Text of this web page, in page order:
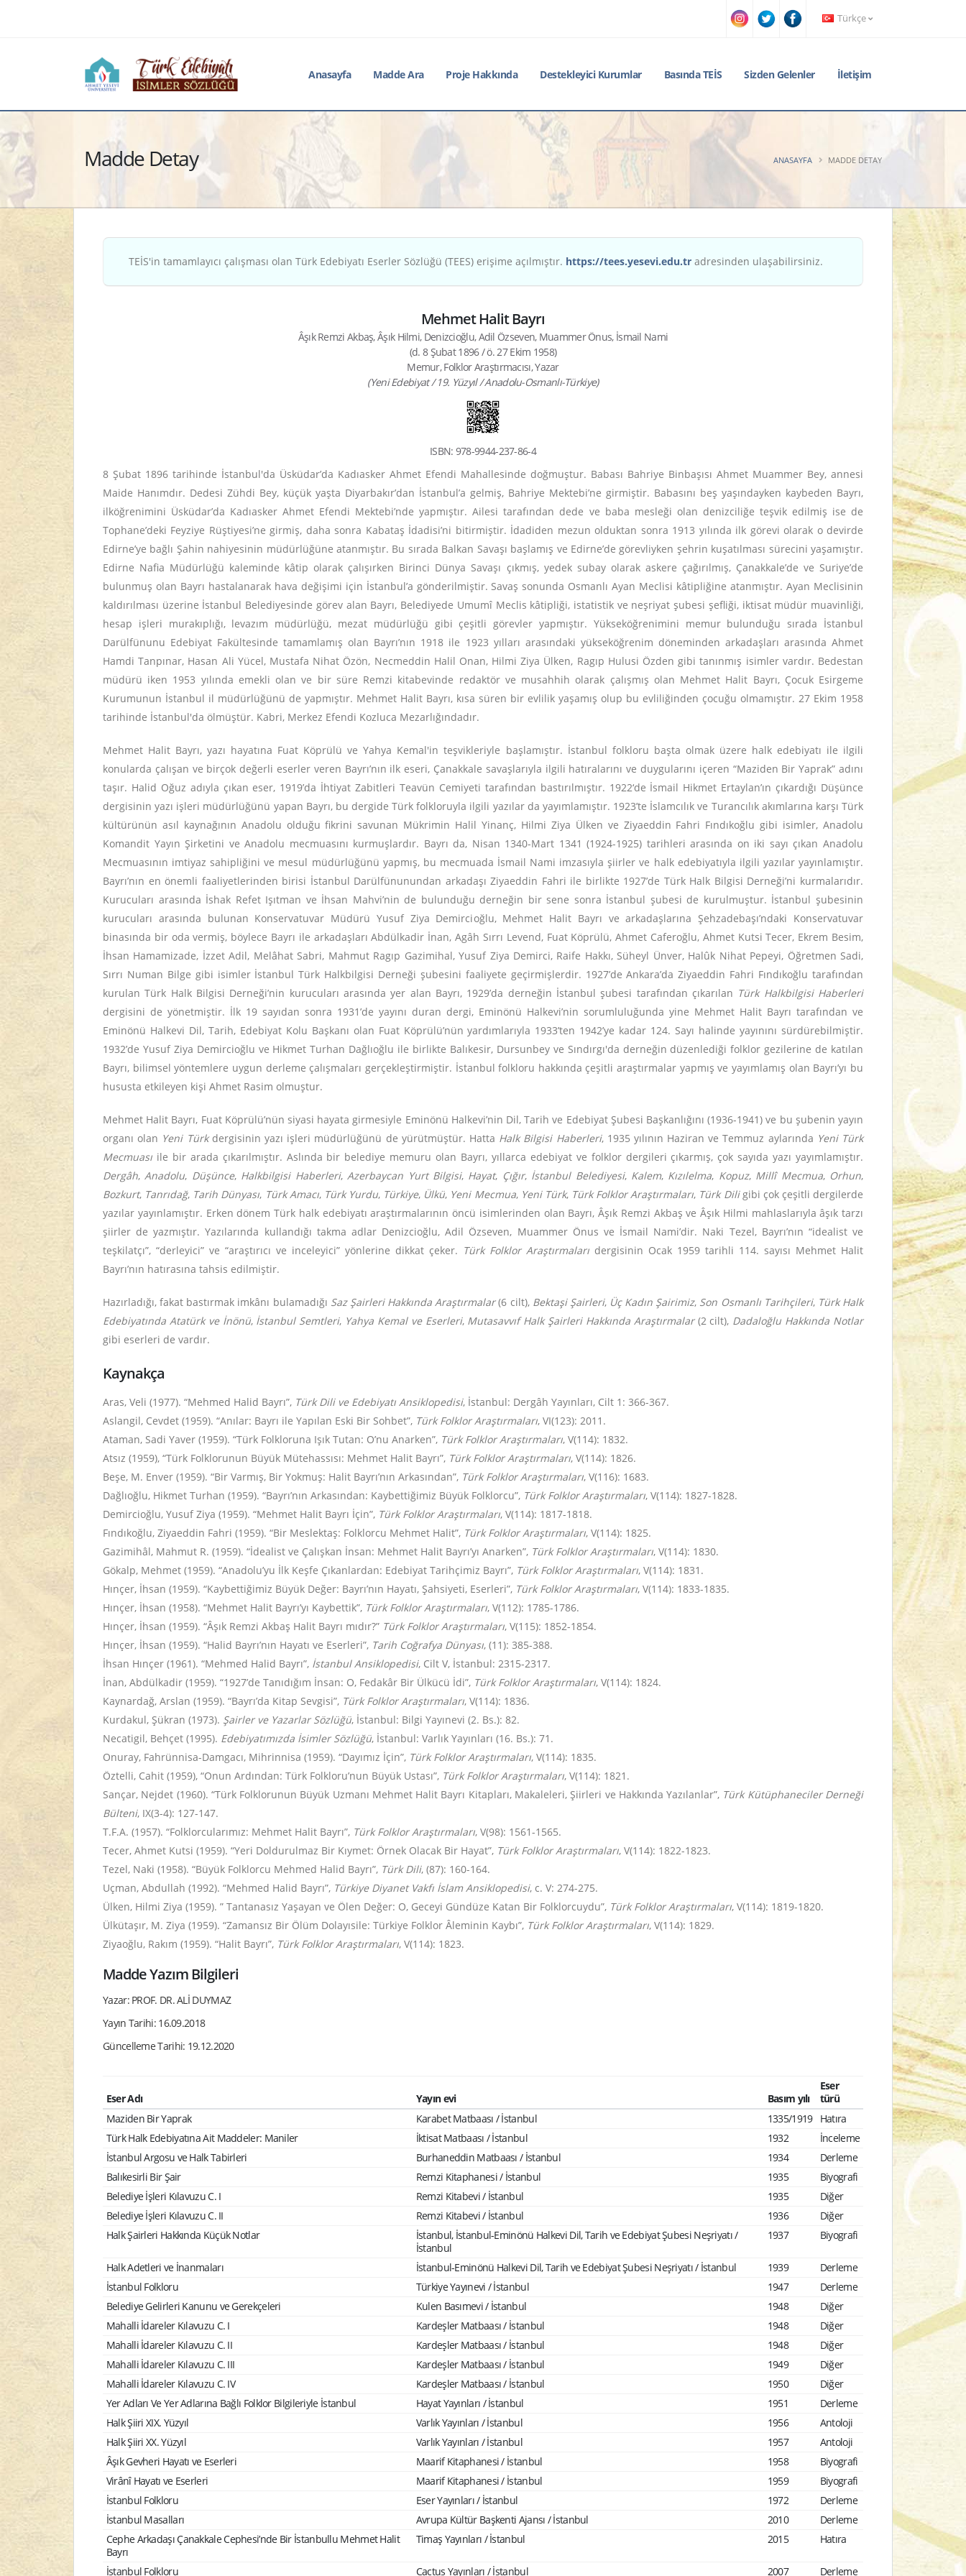
Türkçe
Anasayfa Madde Ara Proje Hakkında Destekleyici Kurumlar Basında TEİS Sizden Gelenler İletişim
Madde Detay ANASAYFA MADDE DETAY
TEİS'in tamamlayıcı çalışması olan Türk Edebiyatı Eserler Sözlüğü (TEES) erişime açılmıştır. https://tees.yesevi.edu.tr adresinden ulaşabilirsiniz.
Mehmet Halit Bayrı
Âşık Remzi Akbaş, Âşık Hilmi, Denizcioğlu, Adil Özseven, Muammer Önus, İsmail Nami
(d. 8 Şubat 1896 / ö. 27 Ekim 1958)
Memur, Folklor Araştırmacısı, Yazar
(Yeni Edebiyat / 19. Yüzyıl / Anadolu-Osmanlı-Türkiye)
ISBN: 978-9944-237-86-4
8 Şubat 1896 tarihinde İstanbul'da Üsküdar’da Kadıasker Ahmet Efendi Mahallesinde doğmuştur. Babası Bahriye Binbaşısı Ahmet Muammer Bey, annesi
Maide Hanımdır. Dedesi Zühdi Bey, küçük yaşta Diyarbakır’dan İstanbul’a gelmiş, Bahriye Mektebi’ne girmiştir. Babasını beş yaşındayken kaybeden Bayrı,
ilköğrenimini Üsküdar’da Kadıasker Ahmet Efendi Mektebi’nde yapmıştır. Ailesi tarafından dede ve baba mesleği olan denizciliğe teşvik edilmiş ise de
Tophane’deki Feyziye Rüştiyesi’ne girmiş, daha sonra Kabataş İdadisi’ni bitirmiştir. İdadiden mezun olduktan sonra 1913 yılında ilk görevi olarak o devirde
Edirne’ye bağlı Şahin nahiyesinin müdürlüğüne atanmıştır. Bu sırada Balkan Savaşı başlamış ve Edirne’de görevliyken şehrin kuşatılması sürecini yaşamıştır.
Edirne Nafia Müdürlüğü kaleminde kâtip olarak çalışırken Birinci Dünya Savaşı çıkmış, yedek subay olarak askere çağırılmış, Çanakkale’de ve Suriye’de
bulunmuş olan Bayrı hastalanarak hava değişimi için İstanbul’a gönderilmiştir. Savaş sonunda Osmanlı Ayan Meclisi kâtipliğine atanmıştır. Ayan Meclisinin
kaldırılması üzerine İstanbul Belediyesinde görev alan Bayrı, Belediyede Umumî Meclis kâtipliği, istatistik ve neşriyat şubesi şefliği, iktisat müdür muavinliği,
hesap işleri murakıplığı, levazım müdürlüğü, mezat müdürlüğü gibi çeşitli görevler yapmıştır. Yükseköğrenimini memur bulunduğu sırada İstanbul
Darülfünunu Edebiyat Fakültesinde tamamlamış olan Bayrı’nın 1918 ile 1923 yılları arasındaki yükseköğrenim döneminden arkadaşları arasında Ahmet
Hamdi Tanpınar, Hasan Ali Yücel, Mustafa Nihat Özön, Necmeddin Halil Onan, Hilmi Ziya Ülken, Ragıp Hulusi Özden gibi tanınmış isimler vardır. Bedestan
müdürü iken 1953 yılında emekli olan ve bir süre Remzi kitabevinde redaktör ve musahhih olarak çalışmış olan Mehmet Halit Bayrı, Çocuk Esirgeme
Kurumunun İstanbul il müdürlüğünü de yapmıştır. Mehmet Halit Bayrı, kısa süren bir evlilik yaşamış olup bu evliliğinden çocuğu olmamıştır. 27 Ekim 1958
tarihinde İstanbul'da ölmüştür. Kabri, Merkez Efendi Kozluca Mezarlığındadır.
Mehmet Halit Bayrı, yazı hayatına Fuat Köprülü ve Yahya Kemal'in teşvikleriyle başlamıştır. İstanbul folkloru başta olmak üzere halk edebiyatı ile ilgili
konularda çalışan ve birçok değerli eserler veren Bayrı’nın ilk eseri, Çanakkale savaşlarıyla ilgili hatıralarını ve duygularını içeren “Maziden Bir Yaprak” adını
taşır. Halid Oğuz adıyla çıkan eser, 1919’da İhtiyat Zabitleri Teavün Cemiyeti tarafından bastırılmıştır. 1922‘de İsmail Hikmet Ertaylan’ın çıkardığı Düşünce
dergisinin yazı işleri müdürlüğünü yapan Bayrı, bu dergide Türk folkloruyla ilgili yazılar da yayımlamıştır. 1923’te İslamcılık ve Turancılık akımlarına karşı Türk
kültü­rünün asıl kaynağının Anadolu olduğu fikrini savunan Mükrimin Halil Yinanç, Hilmi Ziya Ülken ve Ziyaeddin Fahri Fındıkoğlu gibi isimler, Anadolu
Komandit Yayın Şirketini ve Anadolu mecmuasını kurmuşlardır. Bayrı da, Nisan 1340-Mart 1341 (1924-1925) tarihleri arasında on iki sayı çıkan Anadolu
Mecmuasının imtiyaz sahipliğini ve mesul müdürlüğünü yapmış, bu mecmuada İsmail Nami imzasıyla şiirler ve halk edebiyatıyla ilgili yazılar yayınlamıştır.
Bayrı’nın en önemli faaliyetlerinden birisi İstanbul Darülfünunundan arkadaşı Ziyaeddin Fahri ile birlikte 1927’de Türk Halk Bilgisi Derneği’ni kurmalarıdır.
Kurucuları arasında İshak Refet Işıtman ve İhsan Mahvi’nin de bulunduğu derneğin bir sene sonra İstanbul şubesi de kurulmuştur. İstanbul şubesinin
kurucuları arasında bulunan Konservatuvar Müdürü Yusuf Ziya Demircioğlu, Mehmet Halit Bayrı ve arkadaşlarına Şehzadebaşı’ndaki Konservatuvar
binasında bir oda vermiş, böylece Bayrı ile arkadaşları Abdülkadir İnan, Agâh Sırrı Levend, Fuat Köprülü, Ahmet Caferoğlu, Ahmet Kutsi Tecer, Ekrem Besim,
İhsan Hamamizade, İzzet Adil, Melâhat Sabri, Mahmut Ragıp Gazimihal, Yusuf Ziya Demirci, Raife Hakkı, Süheyl Ünver, Halûk Nihat Pepeyi, Öğretmen Sadi,
Sırrı Numan Bilge gibi isimler İstanbul Türk Halkbilgisi Derneği şubesini faaliyete geçirmişlerdir. 1927’de Ankara’da Ziyaeddin Fahri Fındıkoğlu tarafından
kurulan Türk Halk Bilgisi Derneği’nin kurucuları arasında yer alan Bayrı, 1929’da derneğin İstanbul şubesi tarafından çıkarılan Türk Halkbilgisi Haberleri
dergisini de yönetmiştir. İlk 19 sayıdan sonra 1931’de yayını duran dergi, Eminönü Halkevi’nin sorumluluğunda yine Mehmet Halit Bayrı tarafından ve
Eminönü Halkevi Dil, Tarih, Edebiyat Kolu Başkanı olan Fuat Köprülü’nün yardımlarıyla 1933’ten 1942’ye kadar 124. Sayı halinde yayınını sürdürebilmiştir.
1932’de Yusuf Ziya Demircioğlu ve Hikmet Turhan Dağlıoğlu ile birlikte Balıkesir, Dursunbey ve Sındırgı'da derneğin düzenlediği folklor gezilerine de katılan
Bayrı, bilimsel yöntemlere uygun derleme çalışmaları gerçekleştirmiştir. İstanbul folkloru hakkında çeşitli araştırmalar yapmış ve yayımlamış olan Bayrı’yı bu
hususta etkileyen kişi Ahmet Rasim olmuştur.
Mehmet Halit Bayrı, Fuat Köprülü’nün siyasi hayata girmesiyle Eminönü Halkevi’nin Dil, Tarih ve Edebiyat Şubesi Başkanlığını (1936-1941) ve bu şubenin yayın
organı olan Yeni Türkdergisinin yazı işleri müdürlüğünü de yürütmüştür. Hatta Halk Bilgisi Haberleri, 1935 yılının Haziran ve Temmuz aylarında Yeni Türk
Mecmuası ile bir arada çıkarılmıştır. Aslında bir belediye memuru olan Bayrı, yıllarca edebiyat ve folklor dergileri çıkarmış, çok sayıda yazı yayımlamıştır.
Dergâh,Anadolu, Düşünce, Halkbilgisi Haberleri,Azerbaycan Yurt Bilgisi, Hayat, Çığır, İstanbul Belediyesi, Kalem, Kızılelma, Kopuz, Millî Mecmua, Orhun,
Bozkurt, Tanrıdağ, Tarih Dünyası, Türk Amacı, Türk Yurdu, Türkiye, Ülkü, Yeni Mecmua, Yeni Türk, Türk Folklor Araştırmaları, Türk Diligibi çok çeşitli dergilerde
yazılar yayınlamıştır. Erken dönem Türk halk edebiyatı araştırmalarının öncü isimlerinden olan Bayrı, Âşık Remzi Akbaş ve Âşık Hilmi mahlaslarıyla âşık tarzı
şiirler de yazmıştır. Yazılarında kullandığı takma adlar Denizcioğlu, Adil Özseven, Muammer Önus ve İsmail Nami’dir. Naki Tezel, Bayrı’nın “idealist ve
teşkilatçı”, “derleyici” ve “araştırıcı ve inceleyici” yönlerine dikkat çeker. Türk Folklor Araştırmaları dergisinin Ocak 1959 tarihli 114. sayısı Mehmet Halit
Bayrı’nın hatırasına tahsis edilmiştir.
Hazırladığı, fakat bastırmak imkânı bulamadığı Saz Şairleri Hakkında Araştırmalar(6 cilt), Bektaşi Şairleri, Üç Kadın Şairimiz, Son Osmanlı Tarihçileri, Türk Halk
Edebiyatında Atatürk ve İnönü, İstanbul Semtleri, Yahya Kemal ve Eserleri, Mutasavvıf Halk Şairleri Hakkında Araştırmalar(2 cilt), Dadaloğlu Hakkında Notlar
gibi eserleri de vardır.
Kaynakça
Aras, Veli (1977). “Mehmed Halid Bayrı”, Türk Dili ve Edebiyatı Ansiklopedisi, İstanbul: Dergâh Yayınları, Cilt 1: 366-367.
Aslangil, Cevdet (1959). “Anılar: Bayrı ile Yapılan Eski Bir Sohbet”, Türk Folklor Araştırmaları, VI(123): 2011.
Ataman, Sadi Yaver (1959). “Türk Folkloruna Işık Tutan: O’nu Anarken”, Türk Folklor Araştırmaları, V(114): 1832.
Atsız (1959), “Türk Folklorunun Büyük Mütehassısı: Mehmet Halit Bayrı”, Türk Folklor Araştırmaları, V(114): 1826.
Beşe, M. Enver (1959). “Bir Varmış, Bir Yokmuş: Halit Bayrı’nın Arkasından”, Türk Folklor Araştırmaları, V(116): 1683.
Dağlıoğlu, Hikmet Turhan (1959). “Bayrı’nın Arkasından: Kaybettiğimiz Büyük Folklorcu”, Türk Folklor Araştırmaları, V(114): 1827-1828.
Demircioğlu, Yusuf Ziya (1959). “Mehmet Halit Bayrı İçin”, Türk Folklor Araştırmaları, V(114): 1817-1818.
Fındıkoğlu, Ziyaeddin Fahri (1959). “Bir Meslektaş: Folklorcu Mehmet Halit”, Türk Folklor Araştırmaları, V(114): 1825.
Gazimihâl, Mahmut R. (1959). “İdealist ve Çalışkan İnsan: Mehmet Halit Bayrı’yı Anarken”, Türk Folklor Araştırmaları, V(114): 1830.
Gökalp, Mehmet (1959). “Anadolu’yu İlk Keşfe Çıkanlardan: Edebiyat Tarihçimiz Bayrı”, Türk Folklor Araştırmaları, V(114): 1831.
Hınçer, İhsan (1959). “Kaybettiğimiz Büyük Değer: Bayrı’nın Hayatı, Şahsiyeti, Eserleri”, Türk FolklorAraştırmaları, V(114): 1833-1835.
Hınçer, İhsan (1958). “Mehmet Halit Bayrı’yı Kaybettik”, Türk Folklor Araştırmaları, V(112): 1785-1786.
Hınçer, İhsan (1959). “Âşık Remzi Akbaş Halit Bayrı mıdır?” Türk Folklor Araştırmaları, V(115): 1852-1854.
Hınçer, İhsan (1959). “Halid Bayrı’nın Hayatı ve Eserleri”, Tarih Coğrafya Dünyası, (11): 385-388.
İhsan Hınçer (1961). “Mehmed Halid Bayrı”, İstanbul Ansiklopedisi, Cilt V, İstanbul: 2315-2317.
İnan, Abdülkadir (1959). “1927’de Tanıdığım İnsan: O, Fedakâr Bir Ülkücü İdi”, Türk Folklor Araştırmaları, V(114): 1824.
Kaynardağ, Arslan (1959). “Bayrı’da Kitap Sevgisi”, Türk Folklor Araştırmaları, V(114): 1836.
Kurdakul, Şükran (1973). Şairler ve Yazarlar Sözlüğü, İstanbul: Bilgi Yayınevi (2. Bs.): 82.
Necatigil, Behçet (1995). Edebiyatımızda İsimler Sözlüğü, İstanbul: Varlık Yayınları (16. Bs.): 71.
Onuray, Fahrünnisa-Damgacı, Mihrinnisa (1959). “Dayımız İçin”, Türk Folklor Araştırmaları, V(114): 1835.
Öztelli, Cahit (1959), “Onun Ardından: Türk Folkloru’nun Büyük Ustası”, Türk Folklor Araştırmaları, V(114): 1821.
Sançar, Nejdet (1960). “Türk Folklorunun Büyük Uzmanı Mehmet Halit Bayrı Kitapları, Makaleleri, Şiirleri ve Hakkında Yazılanlar”, Türk Kütüphaneciler Derneği
Bülteni, IX(3-4): 127-147.
T.F.A. (1957). “Folklorcularımız: Mehmet Halit Bayrı”, Türk Folklor Araştırmaları, V(98): 1561-1565.
Tecer, Ahmet Kutsi (1959). “Yeri Doldurulmaz Bir Kıymet: Örnek Olacak Bir Hayat”, Türk Folklor Araştırmaları, V(114): 1822-1823.
Tezel, Naki (1958). “Büyük Folklorcu Mehmed Halid Bayrı”, Türk Dili, (87): 160-164.
Uçman, Abdullah (1992). “Mehmed Halid Bayrı”, Türkiye Diyanet Vakfı İslam Ansiklopedisi, c. V: 274-275.
Ülken, Hilmi Ziya (1959). ” Tantanasız Yaşayan ve Ölen Değer: O, Geceyi Gündüze Katan Bir Folklorcuydu”, Türk Folklor Araştırmaları, V(114): 1819-1820.
Ülkütaşır, M. Ziya (1959). “Zamansız Bir Ölüm Dolayısile: Türkiye Folklor Âleminin Kaybı”, Türk Folklor Araştırmaları, V(114): 1829.
Ziyaoğlu, Rakım (1959). “Halit Bayrı”, Türk Folklor Araştırmaları, V(114): 1823.
Madde Yazım Bilgileri
Yazar: PROF. DR. ALİ DUYMAZ
Yayın Tarihi: 16.09.2018
Güncelleme Tarihi: 19.12.2020
Eser Adı Yayın evi Basım yılı
Eser
türü
Maziden Bir Yaprak
Karabet Matbaası / İstanbul 1335/1919
Hatıra
Türk Halk Edebiyatına Ait Maddeler: Maniler
İktisat Matbaası / İstanbul 1932
İnceleme
İstanbul Argosu ve Halk Tabirleri
Burhaneddin Matbaası / İstanbul 1934
Derleme
Balıkesirli Bir Şair
Remzi Kitaphanesi / İstanbul 1935
Biyografi
Belediye İşleri Kılavuzu C. I
Remzi Kitabevi / İstanbul 1935
Diğer
Belediye İşleri Kılavuzu C. II
Remzi Kitabevi / İstanbul 1936
Diğer
Halk Şairleri Hakkında Küçük Notlar
İstanbul, İstanbul-Eminönü Halkevi Dil, Tarih ve Edebiyat Şubesi Neşriyatı /
İstanbul
1937 Biyografi
Halk Adetleri ve İnanmaları İstanbul-Eminönü Halkevi Dil, Tarih ve Edebiyat Şubesi Neşriyatı / İstanbul 1939
Derleme
İstanbul Folkloru
Türkiye Yayınevi / İstanbul 1947
Derleme
Belediye Gelirleri Kanunu ve Gerekçeleri
Kulen Basımevi / İstanbul 1948
Diğer
Mahalli İdareler Kılavuzu C. I
Kardeşler Matbaası / İstanbul 1948
Diğer
Mahalli İdareler Kılavuzu C. II
Kardeşler Matbaası / İstanbul 1948
Diğer
Mahalli İdareler Kılavuzu C. III
Kardeşler Matbaası / İstanbul 1949
Diğer
Mahalli İdareler Kılavuzu C. IV
Kardeşler Matbaası / İstanbul 1950
Diğer
Yer Adları Ve Yer Adlarına Bağlı Folklor Bilgileriyle İstanbul
Hayat Yayınları / İstanbul 1951
Derleme
Halk Şiiri XIX. Yüzyıl
Varlık Yayınları / İstanbul 1956
Antoloji
Halk Şiiri XX. Yüzyıl
Varlık Yayınları / İstanbul 1957
Antoloji
Âşık Gevheri Hayatı ve Eserleri
Maarif Kitaphanesi / İstanbul 1958
Biyografi
Virânî Hayatı ve Eserleri
Maarif Kitaphanesi / İstanbul 1959
Biyografi
İstanbul Folkloru
Eser Yayınları / İstanbul 1972
Derleme
İstanbul Masalları
Avrupa Kültür Başkenti Ajansı / İstanbul 2010
Derleme
Cephe Arkadaşı Çanakkale Cephesi’nde Bir İstanbullu Mehmet Halit
Bayrı
Timaş Yayınları / İstanbul 2015 Hatıra
İstanbul Folkloru Cactus Yayınları / İstanbul 2007 Derleme